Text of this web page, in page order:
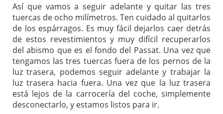
Así que vamos a seguir adelante y quitar las tres
tuercas de ocho milímetros. Ten cuidado al quitarlos
de los espárragos. Es muy fácil dejarlos caer detrás
de estos revestimientos y muy difícil recuperarlos
del abismo que es el fondo del Passat. Una vez que
tengamos las tres tuercas fuera de los pernos de la
luz trasera, podemos seguir adelante y trabajar la
luz trasera hacia fuera. Una vez que la luz trasera
está lejos de la carrocería del coche, simplemente
desconectarlo, y estamos listos para ir.